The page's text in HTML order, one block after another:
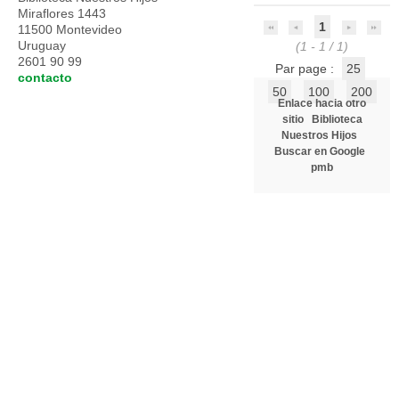
1
(1 - 1 / 1)
Par page :
25
50
100 200
Enlace hacia otro
sitio
Biblioteca
Nuestros Hijos
Buscar en Google
pmb
Miraflores 1443
11500 Montevideo
Uruguay
2601 90 99
contacto